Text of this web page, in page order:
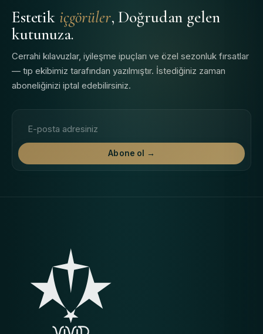
Estetik içgörüler, Doğrudan gelen
kutunuza.
Cerrahi kılavuzlar, iyileşme ipuçları ve özel sezonluk fırsatlar
— tıp ekibimiz tarafından yazılmıştır. İstediğiniz zaman
aboneliğinizi iptal edebilirsiniz.
Abone ol →